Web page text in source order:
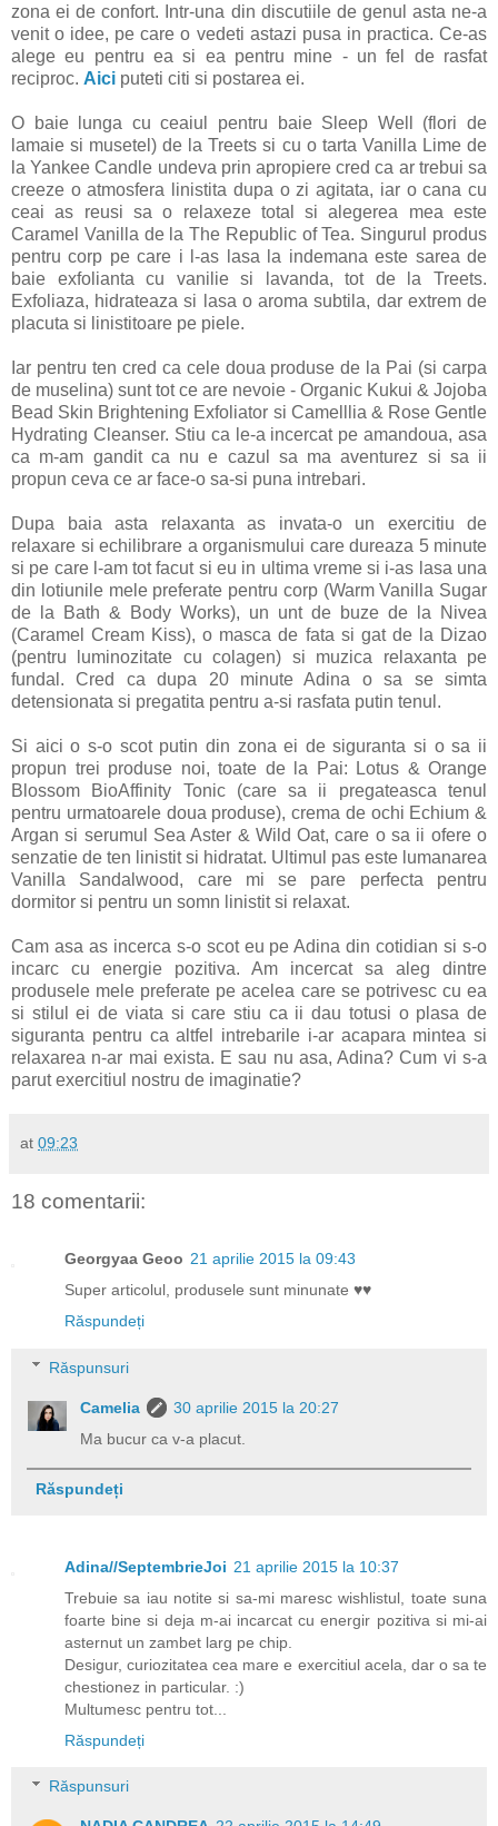
zona ei de confort. Intr-una din discutiile de genul asta ne-a
venit o idee, pe care o vedeti astazi pusa in practica. Ce-as
alege eu pentru ea si ea pentru mine - un fel de rasfat
reciproc. Aici puteti citi si postarea ei.
O baie lunga cu ceaiul pentru baie Sleep Well (flori de
lamaie si musetel) de la Treets si cu o tarta Vanilla Lime de
la Yankee Candle undeva prin apropiere cred ca ar trebui sa
creeze o atmosfera linistita dupa o zi agitata, iar o cana cu
ceai as reusi sa o relaxeze total si alegerea mea este
Caramel Vanilla de la The Republic of Tea. Singurul produs
pentru corp pe care i l-as lasa la indemana este sarea de
baie exfolianta cu vanilie si lavanda, tot de la Treets.
Exfoliaza, hidrateaza si lasa o aroma subtila, dar extrem de
placuta si linistitoare pe piele.
Iar pentru ten cred ca cele doua produse de la Pai (si carpa
de muselina) sunt tot ce are nevoie - Organic Kukui & Jojoba
Bead Skin Brightening Exfoliator si Camelllia & Rose Gentle
Hydrating Cleanser. Stiu ca le-a incercat pe amandoua, asa
ca m-am gandit ca nu e cazul sa ma aventurez si sa ii
propun ceva ce ar face-o sa-si puna intrebari.
Dupa baia asta relaxanta as invata-o un exercitiu de
relaxare si echilibrare a organismului care dureaza 5 minute
si pe care l-am tot facut si eu in ultima vreme si i-as lasa una
din lotiunile mele preferate pentru corp (Warm Vanilla Sugar
de la Bath & Body Works), un unt de buze de la Nivea
(Caramel Cream Kiss), o masca de fata si gat de la Dizao
(pentru luminozitate cu colagen) si muzica relaxanta pe
fundal. Cred ca dupa 20 minute Adina o sa se simta
detensionata si pregatita pentru a-si rasfata putin tenul.
Si aici o s-o scot putin din zona ei de siguranta si o sa ii
propun trei produse noi, toate de la Pai: Lotus & Orange
Blossom BioAffinity Tonic (care sa ii pregateasca tenul
pentru urmatoarele doua produse), crema de ochi Echium &
Argan si serumul Sea Aster & Wild Oat, care o sa ii ofere o
senzatie de ten linistit si hidratat. Ultimul pas este lumanarea
Vanilla Sandalwood, care mi se pare perfecta pentru
dormitor si pentru un somn linistit si relaxat.
Cam asa as incerca s-o scot eu pe Adina din cotidian si s-o
incarc cu energie pozitiva. Am incercat sa aleg dintre
produsele mele preferate pe acelea care se potrivesc cu ea
si stilul ei de viata si care stiu ca ii dau totusi o plasa de
siguranta pentru ca altfel intrebarile i-ar acapara mintea si
relaxarea n-ar mai exista. E sau nu asa, Adina? Cum vi s-a
parut exercitiul nostru de imaginatie?
at 09:23
18 comentarii:
Georgyaa Geoo 21 aprilie 2015 la 09:43
Super articolul, produsele sunt minunate ♥♥
Răspundeți
Răspunsuri
Camelia
30 aprilie 2015 la 20:27
Ma bucur ca v-a placut.
Răspundeți
Adina//SeptembrieJoi 21 aprilie 2015 la 10:37
Trebuie sa iau notite si sa-mi maresc wishlistul, toate suna
foarte bine si deja m-ai incarcat cu energir pozitiva si mi-ai
asternut un zambet larg pe chip.
Desigur, curiozitatea cea mare e exercitiul acela, dar o sa te
chestionez in particular. :)
Multumesc pentru tot...
Răspundeți
Răspunsuri